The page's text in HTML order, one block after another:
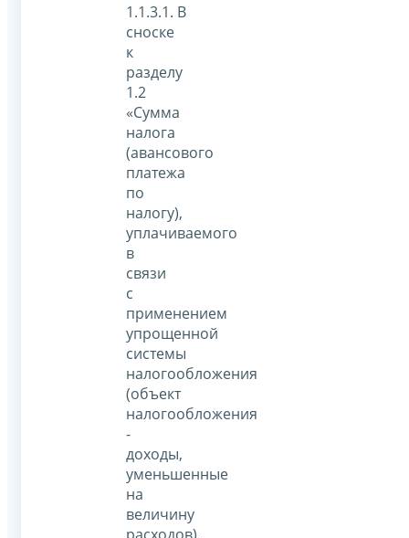
1.1.3.1. В
сноске
к
разделу
1.2
«Сумма
налога
(авансового
платежа
по
налогу),
уплачиваемого
в
связи
с
применением
упрощенной
системы
налогообложения
(объект
налогообложения
-
доходы,
уменьшенные
на
величину
расходов),